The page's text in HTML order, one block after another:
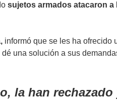
sujetos armados atacaron
informó que se les ha ofrecido
una solución a sus
la han